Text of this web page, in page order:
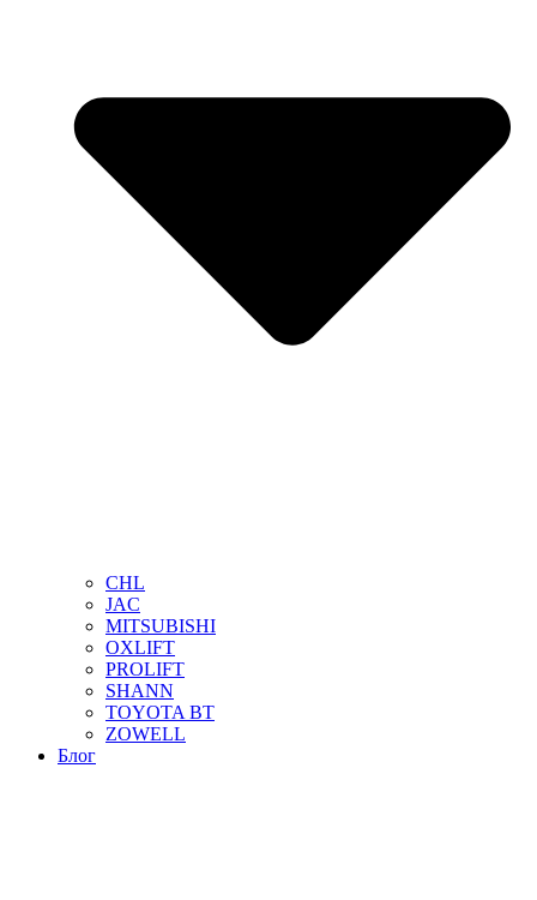
CHL
JAC
MITSUBISHI
OXLIFT
PROLIFT
SHANN
TOYOTA BT
ZOWELL
Блог